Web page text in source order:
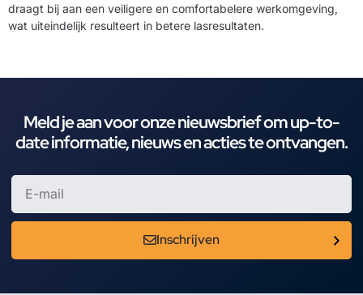
draagt bij aan een veiligere en comfortabelere werkomgeving,
wat uiteindelijk resulteert in betere lasresultaten.
Meld je aan voor onze nieuwsbrief om up-to-
date informatie, nieuws en acties te ontvangen.
Inschrijven